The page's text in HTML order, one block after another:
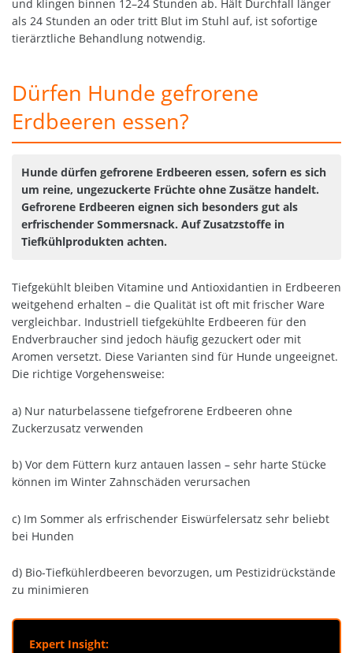
und klingen binnen 12–24 Stunden ab. Hält Durchfall länger
als 24 Stunden an oder tritt Blut im Stuhl auf, ist sofortige
tierärztliche Behandlung notwendig.
Dürfen Hunde gefrorene
Erdbeeren essen?
Hunde dürfen gefrorene Erdbeeren essen, sofern es sich
um reine, ungezuckerte Früchte ohne Zusätze handelt.
Gefrorene Erdbeeren eignen sich besonders gut als
erfrischender Sommersnack. Auf Zusatzstoffe in
Tiefkühlprodukten achten.
Tiefgekühlt bleiben Vitamine und Antioxidantien in Erdbeeren
weitgehend erhalten – die Qualität ist oft mit frischer Ware
vergleichbar. Industriell tiefgekühlte Erdbeeren für den
Endverbraucher sind jedoch häufig gezuckert oder mit
Aromen versetzt. Diese Varianten sind für Hunde ungeeignet.
Die richtige Vorgehensweise:
a) Nur naturbelassene tiefgefrorene Erdbeeren ohne
Zuckerzusatz verwenden
b) Vor dem Füttern kurz antauen lassen – sehr harte Stücke
können im Winter Zahnschäden verursachen
c) Im Sommer als erfrischender Eiswürfelersatz sehr beliebt
bei Hunden
d) Bio-Tiefkühlerdbeeren bevorzugen, um Pestizidrückstände
zu minimieren
Expert Insight: